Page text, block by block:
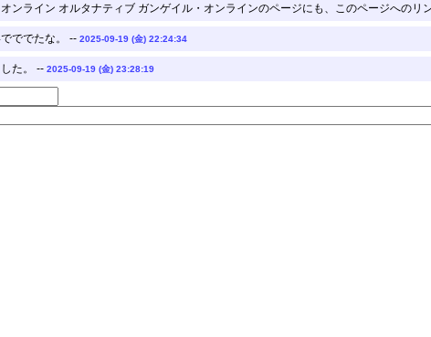
ンライン オルタナティブ ガンゲイル・オンラインのページにも、このページへのリ
ででたな。 -- 2025-09-19 (金) 22:24:34
た。 -- 2025-09-19 (金) 23:28:19